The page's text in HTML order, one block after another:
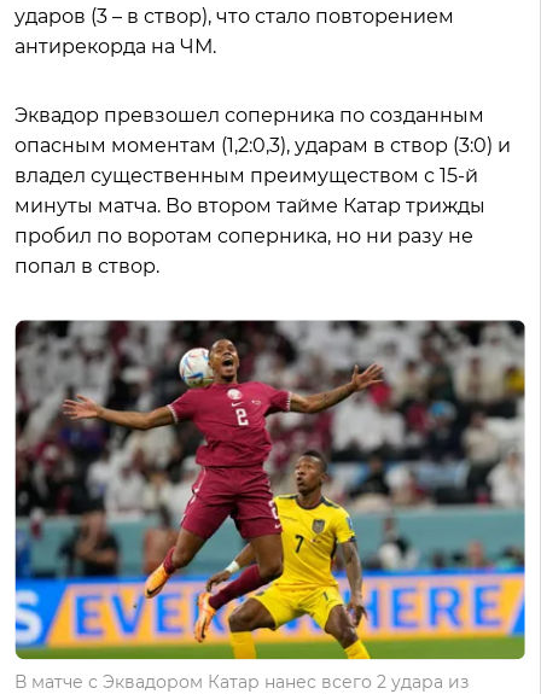
ударов (3 – в створ), что стало повторением
антирекорда на ЧМ.
Эквадор превзошел соперника по созданным
опасным моментам (1,2:0,3), ударам в створ (3:0) и
владел существенным преимуществом с 15-й
минуты матча. Во втором тайме Катар трижды
пробил по воротам соперника, но ни разу не
попал в створ.
В матче с Эквадором Катар нанес всего 2 удара из